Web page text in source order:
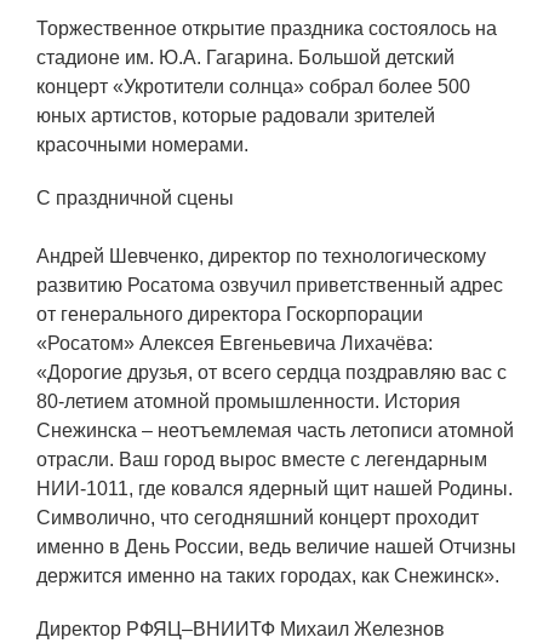
Технологии. Развитие»
ПРОДУКЦИЯ И УСЛУГИ
ДПО и ПО (Дополнительное
профессиональное образование и
профессиональное обучение)
Лазерные технологии
Каталог гражданской продукции
Технологии водородной энергетики
Цифровые продукты
Электротехника
Системы безопасности
Услуги
Прочая продукция
Испытательный центр ВЭИ
Торжественное открытие праздника состоялось на
стадионе им. Ю.А. Гагарина. Большой детский
концерт «Укротители солнца» собрал более 500
юных артистов, которые радовали зрителей
красочными номерами.
С праздничной сцены
Андрей Шевченко, директор по технологическому
развитию Росатома озвучил приветственный адрес
от генерального директора Госкорпорации
«Росатом» Алексея Евгеньевича Лихачёва:
«Дорогие друзья, от всего сердца поздравляю вас с
80-летием атомной промышленности. История
Снежинска – неотъемлемая часть летописи атомной
отрасли. Ваш город вырос вместе с легендарным
НИИ-1011, где ковался ядерный щит нашей Родины.
Символично, что сегодняшний концерт проходит
именно в День России, ведь величие нашей Отчизны
держится именно на таких городах, как Снежинск».
Директор РФЯЦ–ВНИИТФ Михаил Железнов